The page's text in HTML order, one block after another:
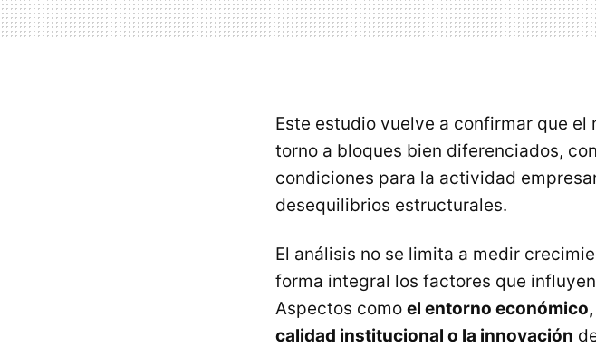
Este estudio vuelve a confirmar que
torno a bloques bien diferenciados,
condiciones para la actividad
desequilibrios estructurales.
El análisis no se limita a medir
forma integral los factores que
Aspectos como el entorno
calidad institucional o la innovación